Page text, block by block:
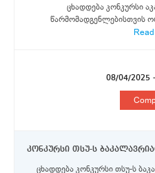
ცხადდება კონკურსი
წარმომადგენლებისთვის
08/04/2025
ცხადდება კონკურსი თსუ-ს